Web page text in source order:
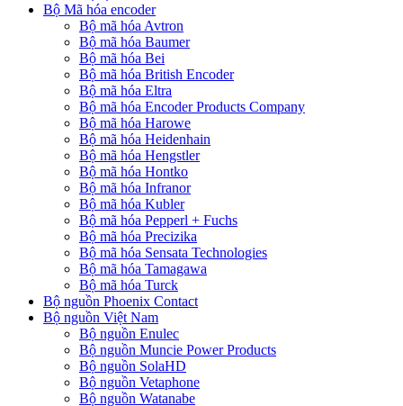
Bộ Mã hóa encoder
Bộ mã hóa Avtron
Bộ mã hóa Baumer
Bộ mã hóa Bei
Bộ mã hóa British Encoder
Bộ mã hóa Eltra
Bộ mã hóa Encoder Products Company
Bộ mã hóa Harowe
Bộ mã hóa Heidenhain
Bộ mã hóa Hengstler
Bộ mã hóa Hontko
Bộ mã hóa Infranor
Bộ mã hóa Kubler
Bộ mã hóa Pepperl + Fuchs
Bộ mã hóa Precizika
Bộ mã hóa Sensata Technologies
Bộ mã hóa Tamagawa
Bộ mã hóa Turck
Bộ nguồn Phoenix Contact
Bộ nguồn Việt Nam
Bộ nguồn Enulec
Bộ nguồn Muncie Power Products
Bộ nguồn SolaHD
Bộ nguồn Vetaphone
Bộ nguồn Watanabe